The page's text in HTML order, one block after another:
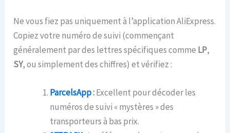
Ne vous fiez pas uniquement à l’application AliExpress.
Copiez votre numéro de suivi (commençant
généralement par des lettres spécifiques comme LP,
SY, ou simplement des chiffres) et vérifiez :
ParcelsApp:Excellent pour décoder les
numéros de suivi « mystères » des
transporteurs à bas prix.